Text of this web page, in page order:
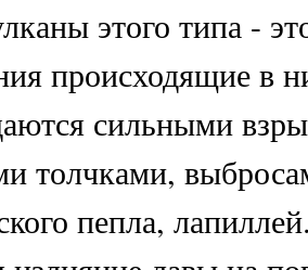
этого типа -
происходящие в
сильными
толчками,
пепла,